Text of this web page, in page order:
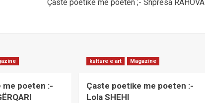
Çaste poetike me poeten ;- Shpresa RAHOVA
me poeten :-
kulture e art Magazine
Çaste poetike me poeten :-
Lola SHEHI